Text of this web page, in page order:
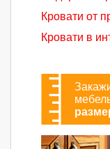
Кровати от
Кровати в